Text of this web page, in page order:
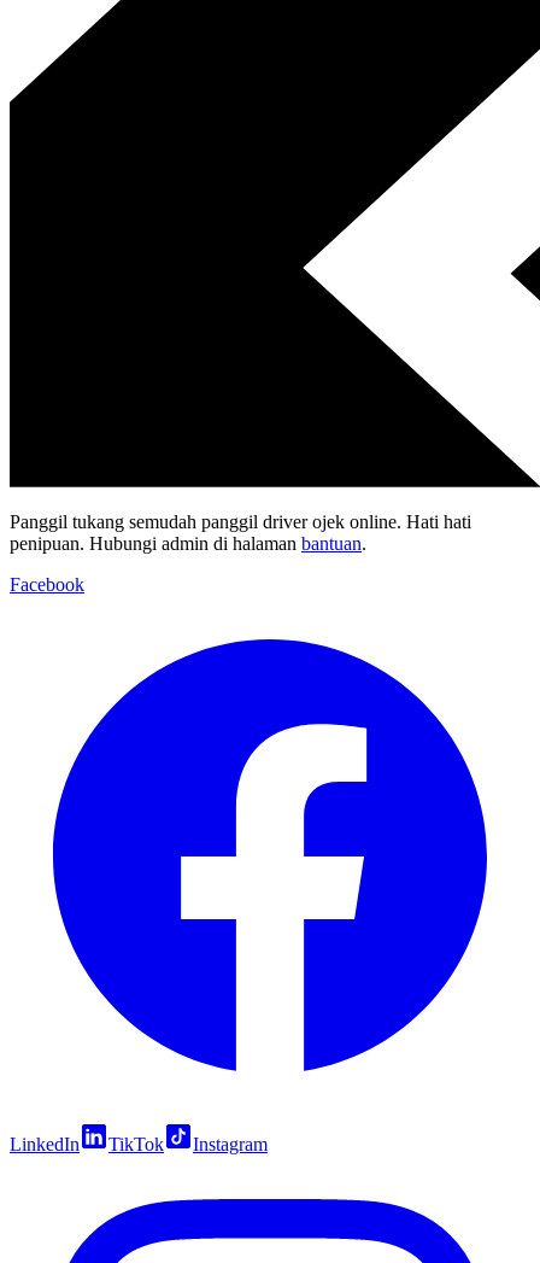
Panggil tukang semudah panggil driver ojek online. Hati hati
penipuan. Hubungi admin di halaman bantuan.
Facebook
LinkedIn TikTok Instagram